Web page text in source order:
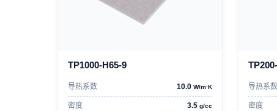
TP1000-H65-9
导热系数 10.0W/m·K
密度 3.5g/cc
导热系数
密度